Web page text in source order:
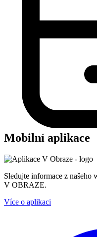
Mobilní aplikace
Sledujte informace z
V OBRAZE.
Více o aplikaci